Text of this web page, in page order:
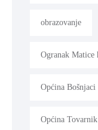
obrazovanje
Ogranak Matice
Općina Bošnjaci
Općina Tovarnik